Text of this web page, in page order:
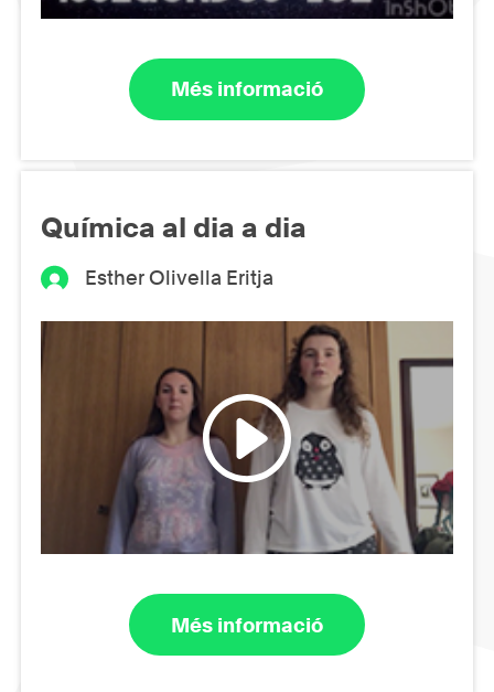
Més informació
Química al dia a dia
Esther Olivella Eritja
Més informació